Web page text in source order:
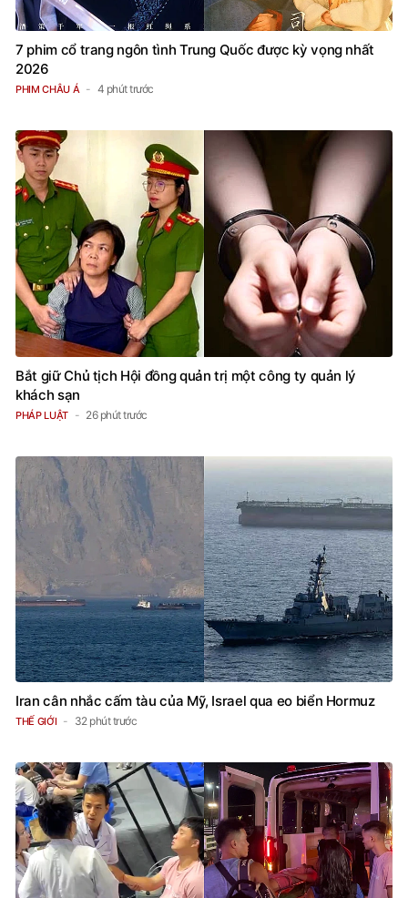
7 phim cổ trang ngôn tình Trung Quốc được kỳ vọng nhất
2026
PHIM CHÂU Á 4 phút trước
Bắt giữ Chủ tịch Hội đồng quản trị một công ty quản lý
khách sạn
PHÁP LUẬT 26 phút trước
Iran cân nhắc cấm tàu của Mỹ, Israel qua eo biển Hormuz
THẾ GIỚI 32 phút trước